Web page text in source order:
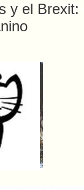
y el Brexit: